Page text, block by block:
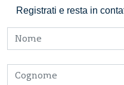
Registrati e resta in